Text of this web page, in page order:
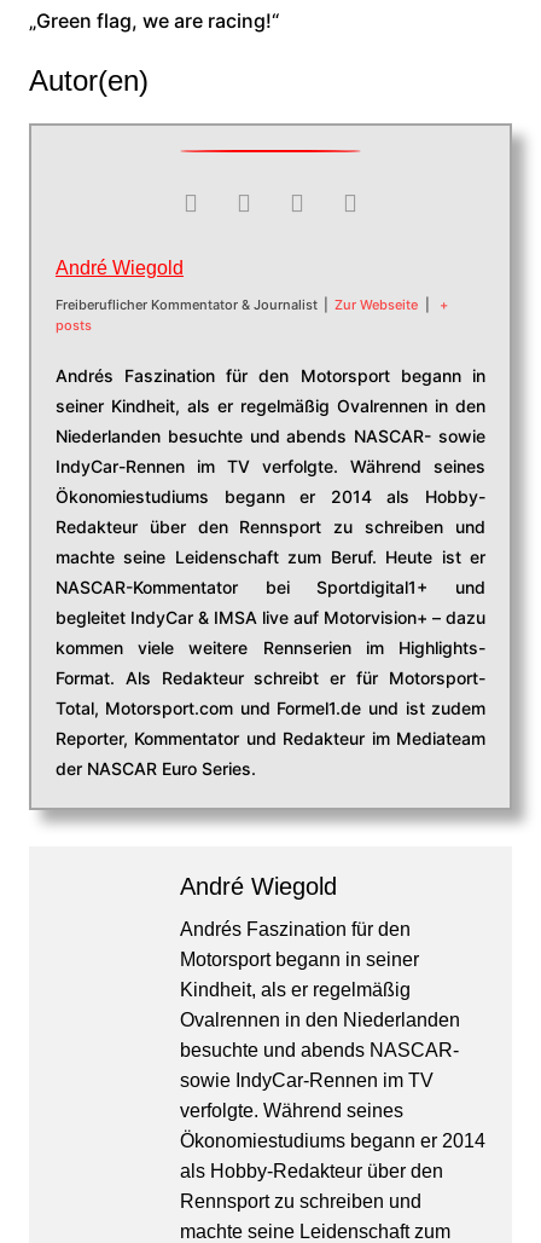
„Green flag, we are racing!“
Autor(en)
André Wiegold
Freiberuflicher Kommentator & Journalist Zur Webseite
+
posts
Andrés Faszination für den Motorsport begann in
seiner Kindheit, als er regelmäßig Ovalrennen in den
Niederlanden besuchte und abends NASCAR- sowie
IndyCar-Rennen im TV verfolgte. Während seines
Ökonomiestudiums begann er 2014 als Hobby-
Redakteur über den Rennsport zu schreiben und
machte seine Leidenschaft zum Beruf. Heute ist er
NASCAR-Kommentator bei Sportdigital1+ und
begleitet IndyCar & IMSA live auf Motorvision+ – dazu
kommen viele weitere Rennserien im Highlights-
Format. Als Redakteur schreibt er für Motorsport-
Total, Motorsport.com und Formel1.de und ist zudem
Reporter, Kommentator und Redakteur im Mediateam
der NASCAR Euro Series.
André Wiegold
Andrés Faszination für den
Motorsport begann in seiner
Kindheit, als er regelmäßig
Ovalrennen in den Niederlanden
besuchte und abends NASCAR-
sowie IndyCar-Rennen im TV
verfolgte. Während seines
Ökonomiestudiums begann er 2014
als Hobby-Redakteur über den
Rennsport zu schreiben und
machte seine Leidenschaft zum